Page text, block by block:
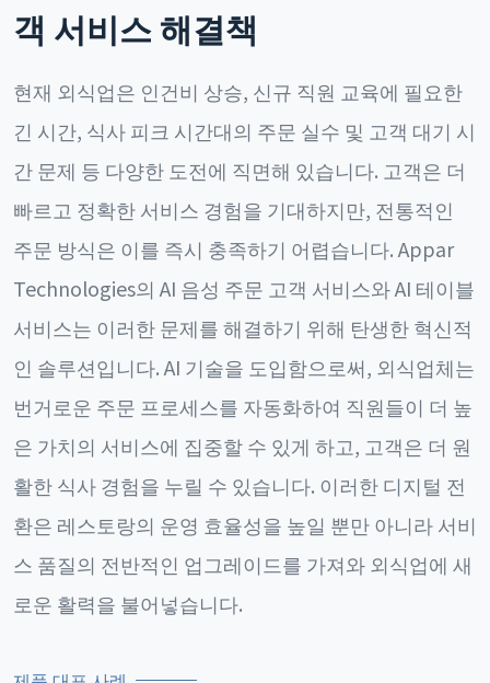
객 서비스 해결책
현재 외식업은 인건비 상승, 신규 직원 교육에 필요한
긴 시간, 식사 피크 시간대의 주문 실수 및 고객 대기 시
간 문제 등 다양한 도전에 직면해 있습니다. 고객은 더
빠르고 정확한 서비스 경험을 기대하지만, 전통적인
주문 방식은 이를 즉시 충족하기 어렵습니다. Appar
Technologies의 AI 음성 주문 고객 서비스와 AI 테이블
서비스는 이러한 문제를 해결하기 위해 탄생한 혁신적
인 솔루션입니다. AI 기술을 도입함으로써, 외식업체는
번거로운 주문 프로세스를 자동화하여 직원들이 더 높
은 가치의 서비스에 집중할 수 있게 하고, 고객은 더 원
활한 식사 경험을 누릴 수 있습니다. 이러한 디지털 전
환은 레스토랑의 운영 효율성을 높일 뿐만 아니라 서비
스 품질의 전반적인 업그레이드를 가져와 외식업에 새
로운 활력을 불어넣습니다.